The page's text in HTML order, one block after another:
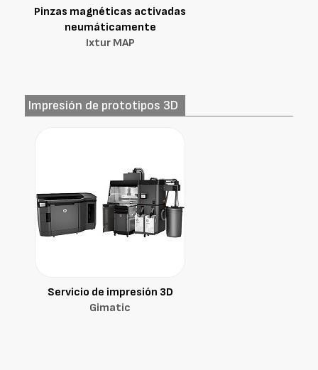
Pinzas magnéticas activadas
neumáticamente
Ixtur MAP
Impresión de prototipos 3D
Servicio de impresión 3D
Gimatic